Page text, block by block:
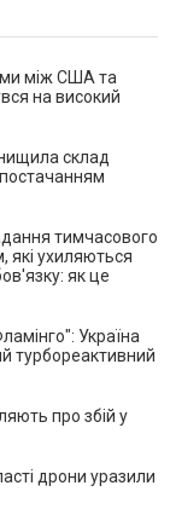
між США та
на високий
склад
тимчасового
які ухиляються
як це
Україна
турбореактивний
про збій у
дрони уразили